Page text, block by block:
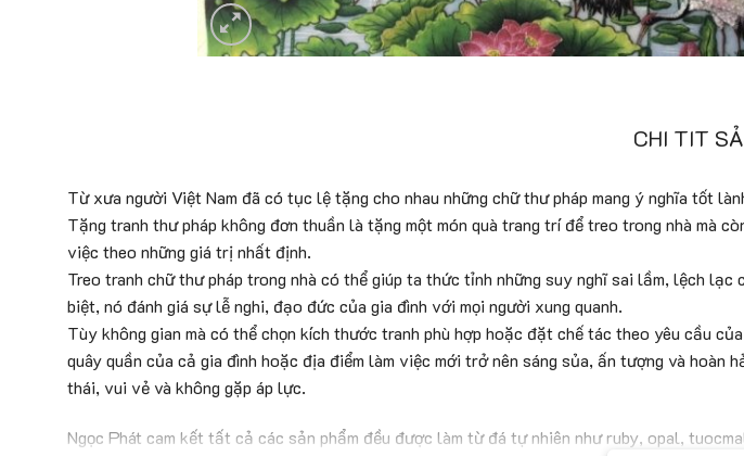
CHI TIT
Từ xưa người Việt Nam đã có tục lệ tặng cho nhau những chữ thư pháp mang ý nghĩa tốt
Tặng tranh thư pháp không đơn thuần là tặng một món quà trang trí để treo trong nhà mà
việc theo những giá trị nhất định.
Treo tranh chữ thư pháp trong nhà có thể giúp ta thức tỉnh những suy nghĩ sai lầm, lệch
biệt, nó đánh giá sự lễ nghi, đạo đức của gia đình với mọi người xung quanh.
Tùy không gian mà có thể chọn kích thước tranh phù hợp hoặc đặt chế tác theo yêu cầu
quây quần của cả gia đình hoặc địa điểm làm việc mới trở nên sáng sủa, ấn tượng và
thái, vui vẻ và không gặp áp lực.
Ngọc Phát cam kết tất cả các sản phẩm đều được làm từ đá tự nhiên như ruby, opal,